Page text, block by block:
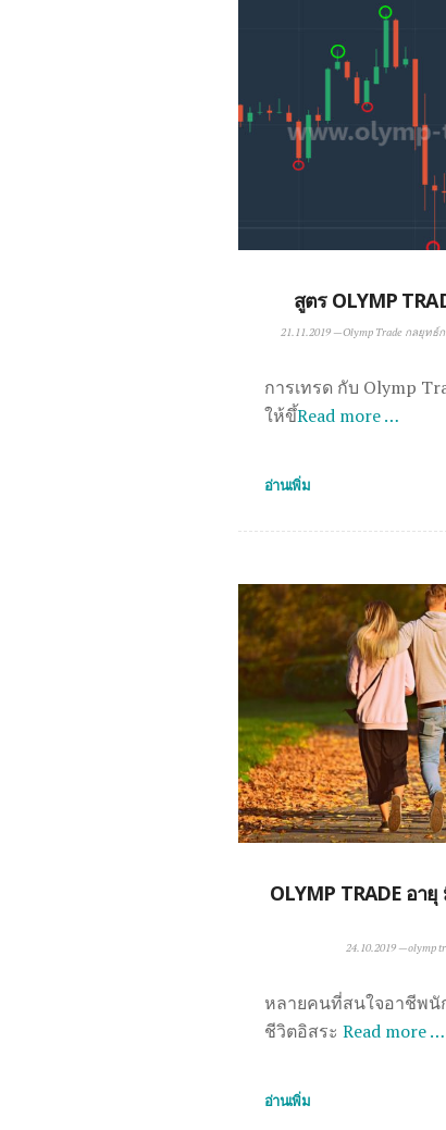
สูตร OLYMP
21.11.2019 —Olymp Trade กลยุทธ์
การเทรด กับ Olymp
ให้ขึ้Read more …
อ่านเพิ่ม
OLYMP TRADE อา
24.10.2019—olymp
หลายคนที่สนใจอาชีพนั
ชีวิตอิสระ Read more …
อ่านเพิ่ม